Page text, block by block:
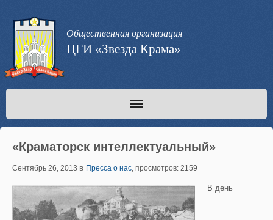
Общественная организация
ЦГИ «Звезда Крама»
«Краматорск интеллектуальный»
Сентябрь 26, 2013 в Пресса о нас, просмотров: 2159
В день